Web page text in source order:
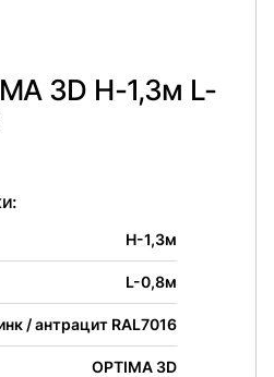
3D H-1,3м L-
H-1,3м
L-0,8м
/ антрацит RAL7016
OPTIMA 3D